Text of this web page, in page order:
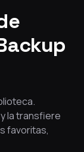
la transfiere
favoritas,